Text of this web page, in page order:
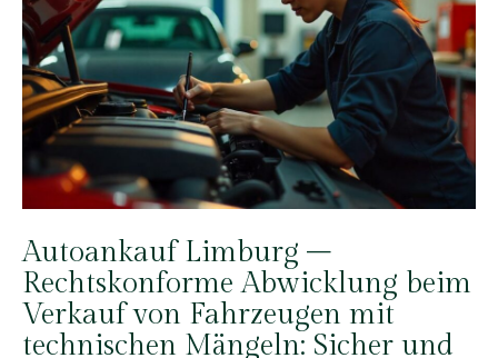
Autoankauf Limburg –
Rechtskonforme Abwicklung beim
Verkauf von Fahrzeugen mit
technischen Mängeln: Sicher und